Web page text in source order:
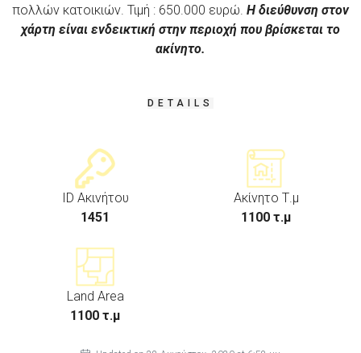
πολλών κατοικιών. Τιμή : 650.000 ευρώ. Η διεύθυνση στον
χάρτη είναι ενδεικτική στην περιοχή που βρίσκεται το
ακίνητο.
DETAILS
ID Ακινήτου
1451
Ακίνητο Τ.μ
1100 τ.μ
Land Area
1100 τ.μ